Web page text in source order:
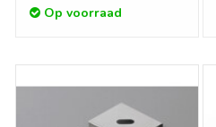
Op voorraad